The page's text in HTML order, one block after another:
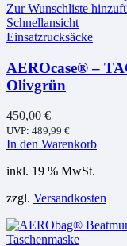
Zur Wunschliste
Schnellansicht
Einsatzrucksäcke
AEROcase® –
Olivgrün
450,00 €
UVP: 489,99 €
In den Warenkorb
inkl. 19 % MwSt.
zzgl. Versandkosten